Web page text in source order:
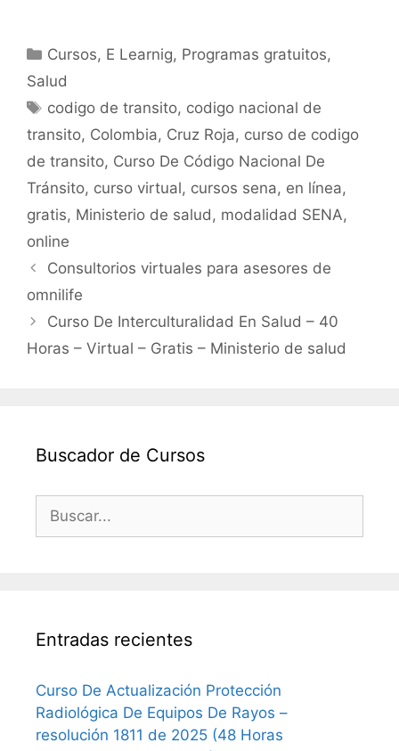
e
b
o
o
k
er l
s
p
p
p
tir
Categorías
Cursos, E Learnig, Programas gratuitos,
Salud
Etiquetas
codigo de transito, codigo nacional de
transito, Colombia, Cruz Roja, curso de codigo
de transito, Curso De Código Nacional De
Tránsito, curso virtual, cursos sena, en línea,
gratis, Ministerio de salud , modalidad SENA,
online
Consultorios virtuales para asesores de
omnilife
Curso De Interculturalidad En Salud – 40
Horas – Virtual – Gratis – Ministerio de salud
Buscador de Cursos
Entradas recientes
Curso De Actualización Protección
Radiológica De Equipos De Rayos –
resolución 1811 de 2025 (48 Horas